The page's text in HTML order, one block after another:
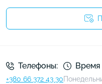
Телефоны:
+380 66 372 43 30
Время